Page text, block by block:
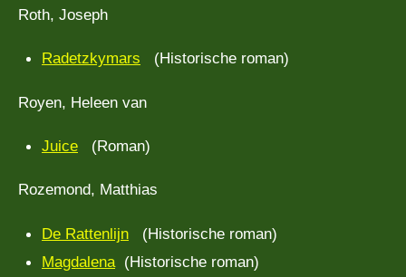
Roth, Joseph
Radetzkymars (Historische roman)
Royen, Heleen van
Juice (Roman)
Rozemond, Matthias
De Rattenlijn (Historische roman)
Magdalena (Historische roman)